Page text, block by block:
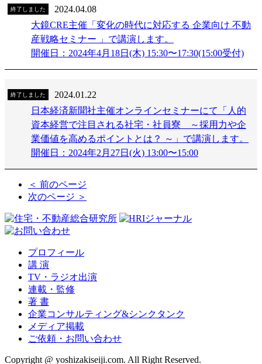
終了しました
2024.04.08
大鏡CRE主催「変化の時代に対応する 企業向け 不動
産戦略セミナー 」で講演します。
開催日：2024年4月18日(木) 15:30〜17:30(15:00受付)
終了しました
2024.01.22
日本経済新聞社主催オンラインセミナーにて「人的
資本経営で注目される社宅・社員寮 ～採用力や企
業価値を高めるポイントとは？ ～」で講演します。
開催日：2024年2月27日(火) 13:00〜15:00
＜ 前のページ
次のページ ＞
プロフィール
講 演
TV・ラジオ出演
連載・監修
著 書
企業コンサルティング&シンクタンク
メディア掲載
ご依頼・お問い合わせ
Copyright @ yoshizakiseiji.com. All Right Reserved.